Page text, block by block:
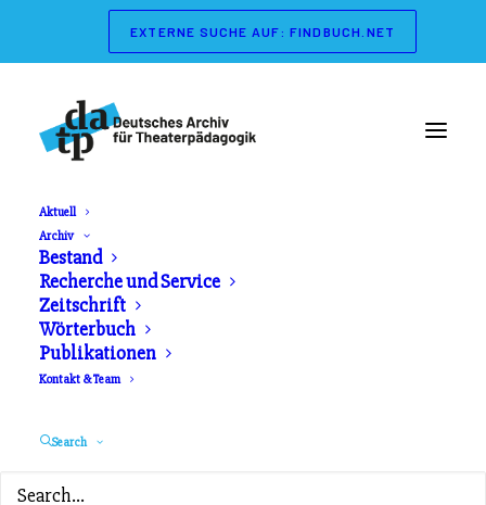
EXTERNE SUCHE AUF: FINDBUCH.NET
Aktuell
Archiv
Bestand
Recherche und Service
Zeitschrift
Wörterbuch
Publikationen
Kontakt & Team
Search
Wörterbuch der
Theaterpädagogik
Herausgeber: Gerd Koch, Marianne Streisand.
ZURÜCK ZUM INHALTSVERZEICHNIS